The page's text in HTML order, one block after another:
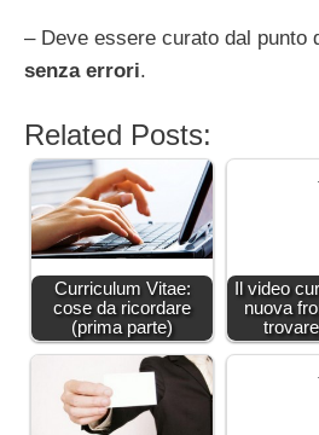
– Deve essere curato dal punto
senza errori.
Related Posts:
Curriculum Vitae:
cose da ricordare
(prima parte)
Il video
nuova